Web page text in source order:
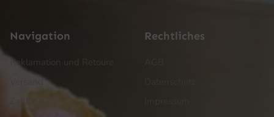
Navigation
Reklamation und Retoure
Rechtliches